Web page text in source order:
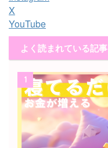
X
YouTube
よく読まれている記事
1